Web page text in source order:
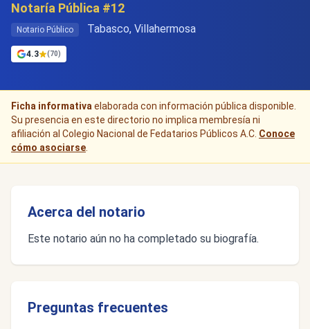
Notaría Pública #12
Notario Público Tabasco, Villahermosa
4.3 (70)
Ficha informativa elaborada con información pública disponible.
Su presencia en este directorio no implica membresía ni
afiliación al Colegio Nacional de Fedatarios Públicos A.C. Conoce
cómo asociarse
Acerca del notario
Este notario aún no ha completado su biografía.
Preguntas frecuentes